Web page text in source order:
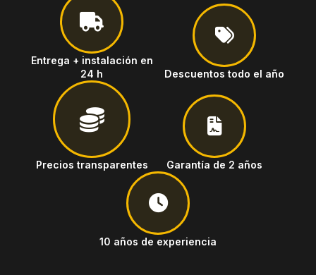
Presupuesto de mantenimiento
Entrega + instalación en
24 h
Descuentos todo el año
Precios transparentes Garantía de 2 años
10 años de experiencia